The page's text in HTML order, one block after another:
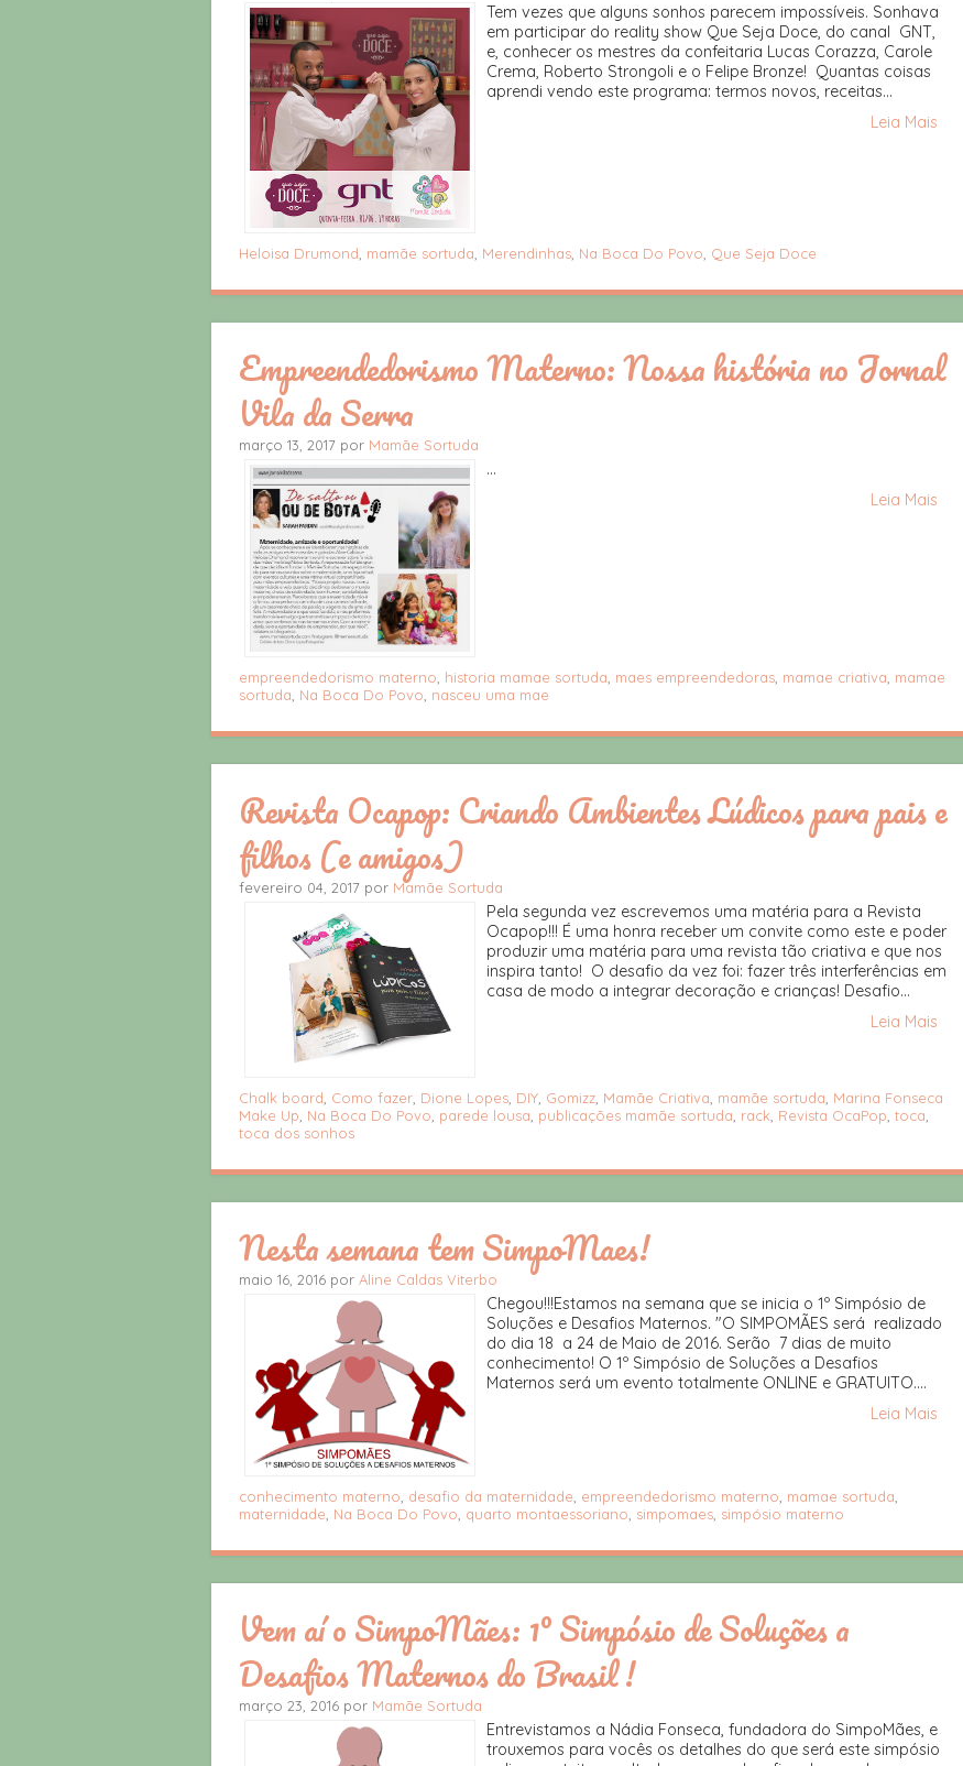
Tem vezes que alguns sonhos parecem impossíveis. Sonhava
em participar do reality show Que Seja Doce, do canal GNT,
e, conhecer os mestres da confeitaria Lucas Corazza, Carole
Crema, Roberto Strongoli e o Felipe Bronze! Quantas coisas
aprendi vendo este programa: termos novos, receitas...
Leia Mais
Heloisa Drumond mamãe sortuda Merendinhas Na Boca Do Povo Que Seja Doce
Empreendedorismo Materno: Nossa história no Jornal
Vila da Serra
março 13, 2017 por Mamãe Sortuda
...
Leia Mais
empreendedorismo materno historia mamae sortuda maes empreendedoras mamae criativa mamae
sortuda Na Boca Do Povo nasceu uma mae
Revista Ocapop: Criando Ambientes Lúdicos para pais e
filhos (e amigos)
fevereiro 04, 2017 por Mamãe Sortuda
Pela segunda vez escrevemos uma matéria para a Revista
Ocapop!!! É uma honra receber um convite como este e poder
produzir uma matéria para uma revista tão criativa e que nos
inspira tanto! O desafio da vez foi: fazer três interferências em
casa de modo a integrar decoração e crianças! Desafio...
Leia Mais
Chalk board Como fazer Dione Lopes DIY Gomizz Mamãe Criativa mamãe sortuda Marina Fonseca
Make Up Na Boca Do Povo parede lousa publicações mamãe sortuda rack Revista OcaPop toca
toca dos sonhos
Nesta semana tem SimpoMaes!
maio 16, 2016 por Aline Caldas Viterbo
Chegou!!!Estamos na semana que se inicia o 1º Simpósio de
Soluções e Desafios Maternos. "O SIMPOMÃES será realizado
do dia 18 a 24 de Maio de 2016. Serão 7 dias de muito
conhecimento! O 1º Simpósio de Soluções a Desafios
Maternos será um evento totalmente ONLINE e GRATUITO....
Leia Mais
conhecimento materno desafio da maternidade empreendedorismo materno mamae sortuda
maternidade Na Boca Do Povo quarto montaessoriano simpomaes simpósio materno
Vem aí o SimpoMães: 1º Simpósio de Soluções a
Desafios Maternos do Brasil !
março 23, 2016 por Mamãe Sortuda
Entrevistamos a Nádia Fonseca, fundadora do SimpoMães, e
trouxemos para vocês os detalhes do que será este simpósio